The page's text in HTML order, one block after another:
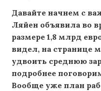
Давайте начнем с
Ляйен объявила во
размере 1,8 млрд
видел, на странице
удвоить среднюю
подробнее
Вообще уже план